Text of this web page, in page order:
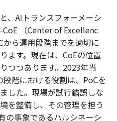
、AIトランスフォーメーシ
CoE （Center of Excellenc
ら運用段階までを適切に
ます。現在は、CoEの位置
つつあります。2023年当
階における役割は、PoCを
した。現場が試行錯誤しな
を整備し、その管理を担う
の事象であるハルシネーシ